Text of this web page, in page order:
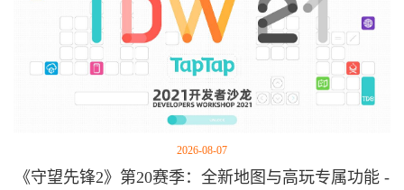
2026-08-07
《守望先锋2》第20赛季：全新地图与高玩专属功能 -